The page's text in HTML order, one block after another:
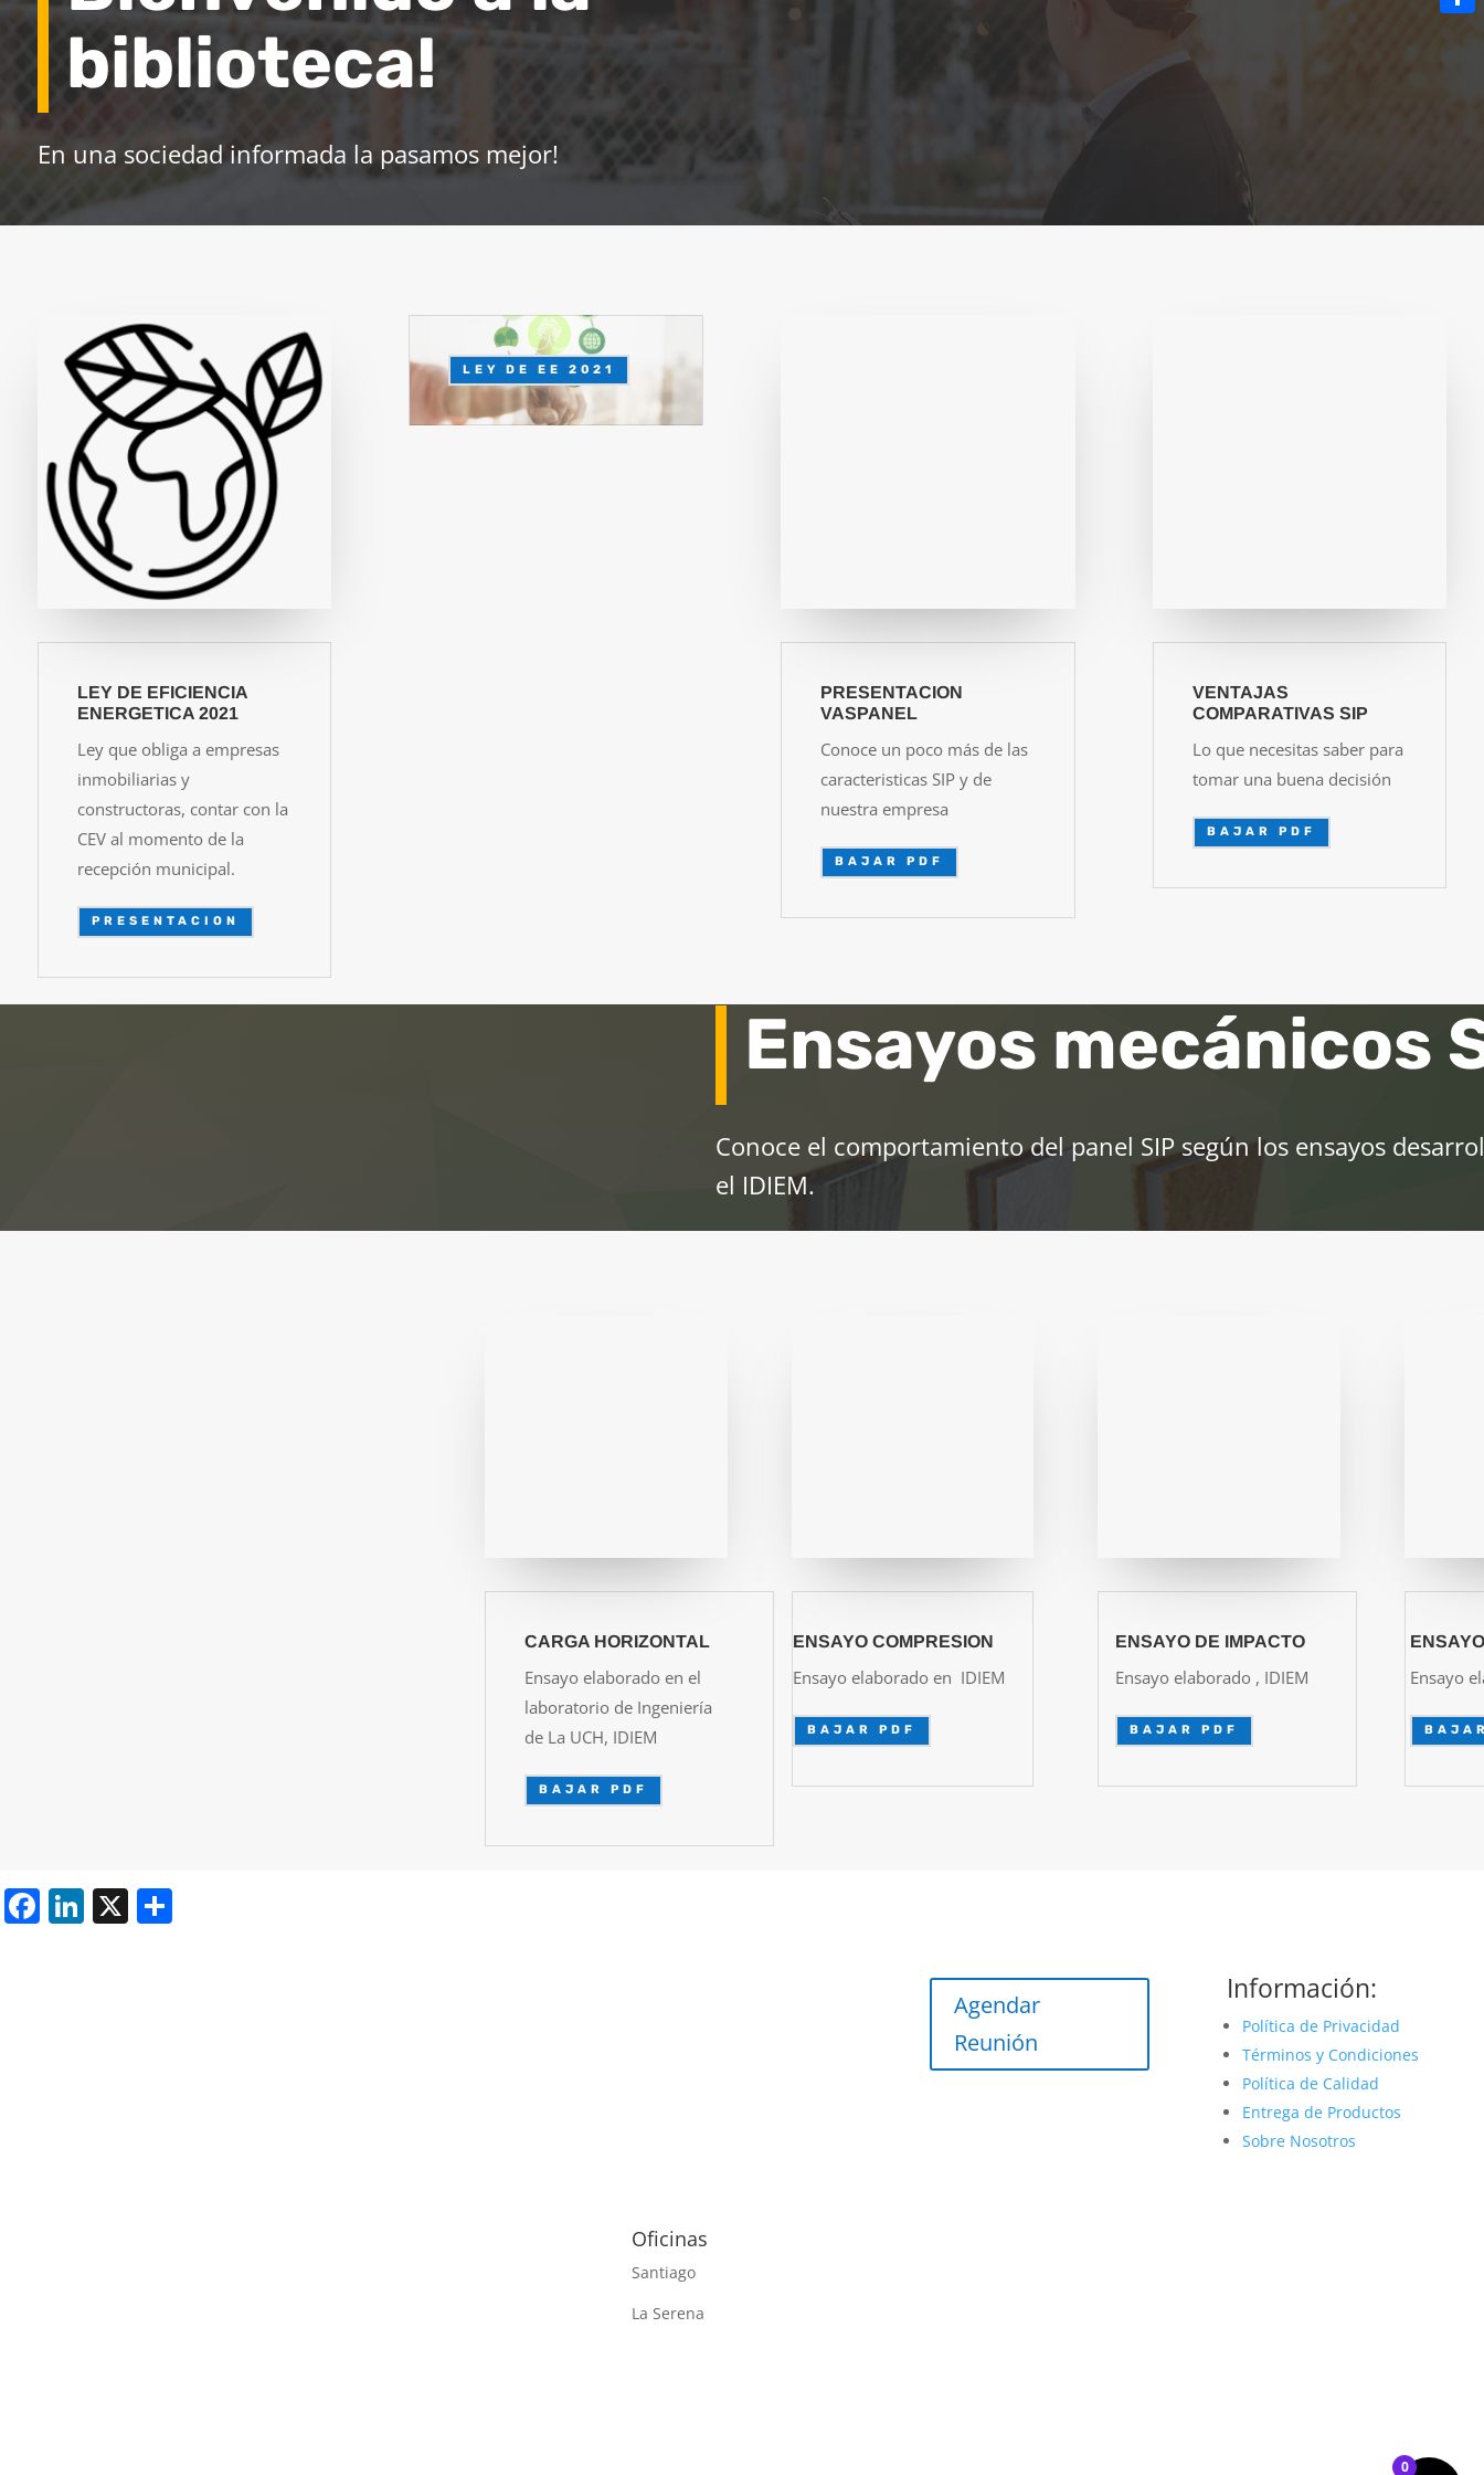
biblioteca!
En una sociedad informada la pasamos mejor!
LEY DE EFICIENCIA
ENERGETICA 2021
Ley que obliga a empresas
inmobiliarias y
constructoras, contar con la
CEV al momento de la
recepción municipal.
PRESENTACION
LEY DE EE 2021
PRESENTACION
VASPANEL
Conoce un poco más de las
caracteristicas SIP y de
nuestra empresa
BAJAR PDF
VENTAJAS
COMPARATIVAS SIP
Lo que necesitas saber para
tomar una buena decisión
BAJAR PDF
Ensayos mecánicos
Conoce el comportamiento del panel SIP según los ensayos
el IDIEM.
CARGA HORIZONTAL
Ensayo elaborado en el
laboratorio de Ingeniería
de La UCH, IDIEM
BAJAR PDF
ENSAYO COMPRESION
Ensayo elaborado en IDIEM
BAJAR PDF
ENSAYO DE IMPACTO
Ensayo elaborado , IDIEM
BAJAR PDF
Ensayo
Facebook
LinkedIn
X
Oficinas
Santiago
La Serena
Agendar
Reunión
Información:
Política de Privacidad
Términos y Condiciones
Política de Calidad
Entrega de Productos
Sobre Nosotros
0